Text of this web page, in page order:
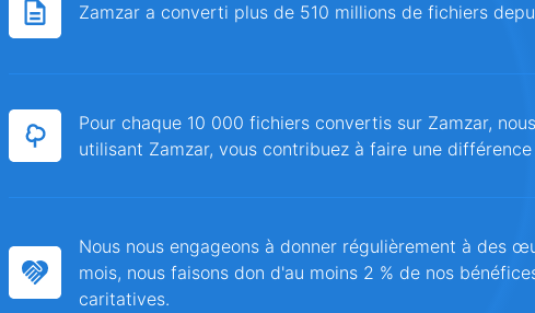
Zamzar a converti plus de 510 millions de fichiers
Pour chaque 10 000 fichiers convertis sur Zamzar,
utilisant Zamzar, vous contribuez à faire une
Nous nous engageons à donner régulièrement à des
mois, nous faisons don d'au moins 2 % de nos
caritatives.